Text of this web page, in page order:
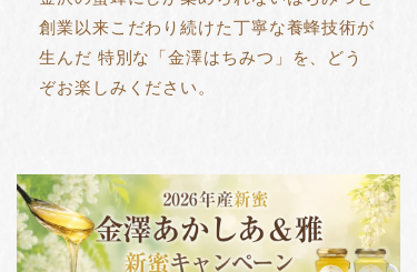
創業以来こだわり続けた丁寧な養蜂技術が
生んだ 特別な「金澤はちみつ」を、どう
ぞお楽しみください。